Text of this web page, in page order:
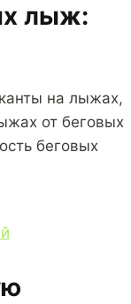
лыж:
на лыжах,
от беговых
беговых